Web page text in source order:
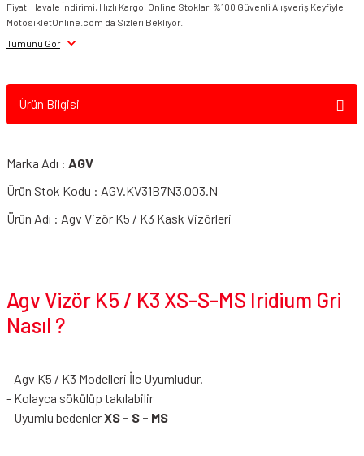
Fiyat, Havale İndirimi, Hızlı Kargo, Online Stoklar, %100 Güvenli Alışveriş Keyfiyle
MotosikletOnline.com da Sizleri Bekliyor.
Tümünü Gör
Ürün Bilgisi
Marka Adı : AGV
Ürün Stok Kodu : AGV.KV31B7N3.003.N
Ürün Adı : Agv Vizör K5 / K3 Kask Vizörleri
Agv Vizör K5 / K3 XS-S-MS Iridium Gri
Nasıl ?
- Agv K5 / K3 Modelleri İle Uyumludur.
- Kolayca sökülüp takılabilir
- Uyumlu bedenlerXS - S - MS